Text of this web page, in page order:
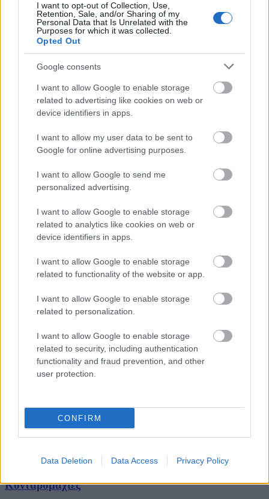
I want to opt-out of Collection, Use,
Retention, Sale, and/or Sharing of my
Personal Data that Is Unrelated with the
Purposes for which it was collected.
Opted Out
Google consents
I want to allow Google to enable storage
related to advertising like cookies on web or
device identifiers in apps.
I want to allow my user data to be sent to
Google for online advertising purposes.
I want to allow Google to send me
personalized advertising.
I want to allow Google to enable storage
related to analytics like cookies on web or
device identifiers in apps.
I want to allow Google to enable storage
related to functionality of the website or app.
I want to allow Google to enable storage
related to personalization.
I want to allow Google to enable storage
related to security, including authentication
functionality and fraud prevention, and other
user protection.
CONFIRM
Data Deletion Data Access Privacy Policy
ΠΙΣΩ ΣΕ Παιχνίδι Πάντα Πάντα Πάντα
Σχετικά προϊόντα
Ανταλλαγή μπάλας
Γνωριμίας
Υλικά Μπάλα ή κουβάρι μαλλιού Η Αγέλη σχηματίζει κύκλο. Τα
Λυκόπουλα ανταλλάσσουν τη μπάλα φωνάζοντας το όνομα του
Αχίλλειος πλάτη
Βαθμολογήθηκε με0από 5
Υλικά Μικρή μπάλα Η Αγέλη, χωρίζεται σε δύο ομάδες τους
συγκεντρώνονται όλα
Γη, νερό, αέρας
Υλικά Κιμωλία Σχεδιάζουμε μια γραμμή στο πάτωμα με κιμωλία.
Τα Λυκόπουλα βρίσκονται πίσω από την γραμμή. Ο Ακέλα μπορεί
Βαθμολογήθηκε με0από 5
Υλικά Κιμωλία Σε κάθε Λυκόπουλο δίνεται από μία κιμωλία.
Κονταρομαχίες